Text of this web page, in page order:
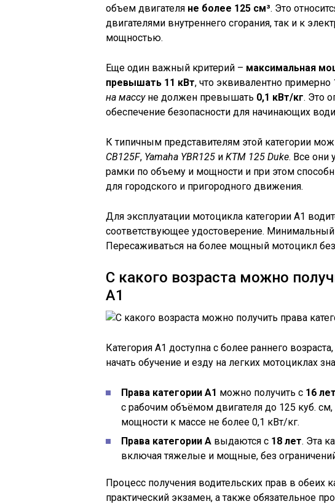
объем двигателя не более 125 см³. Это
двигателями внутреннего сгорания, так и к
мощностью.
Еще один важный критерий – максимальная
превышать 11 кВт, что эквивалентно примерно
на массуне должен превышать 0,1 кВт/кг. Это
обеспечение безопасности для начинающих
К типичным представителям этой категории
CB125F, Yamaha YBR125 и KTM 125 Duke. Все они
рамки по объему и мощности и при этом
для городского и пригородного движения.
Для эксплуатации мотоцикла категории А1
соответствующее удостоверение. Минимальный
Пересаживаться на более мощный мотоцикл
С какого возраста можно
А1
Категория А1 доступна с более раннего
начать обучение и езду на легких мотоциклах
Права категории А1 можно получить с 16 лет
с рабочим объёмом двигателя до 125 куб.
мощности к массе не более 0,1 кВт/кг.
Права категории А выдаются с 18 лет. Эта
включая тяжелые и мощные, без
Процесс получения водительских прав в обеих
практический экзамен, а также обязательное